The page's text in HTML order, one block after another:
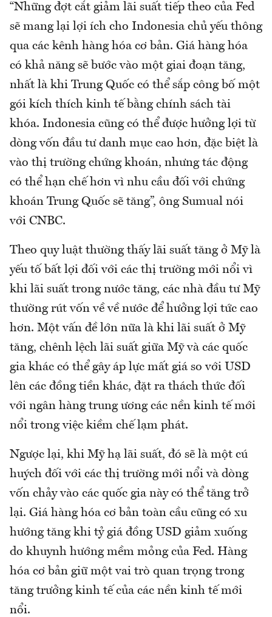
“Những đợt cắt giảm lãi suất tiếp theo của Fed
sẽ mang lại lợi ích cho Indonesia chủ yếu thông
qua các kênh hàng hóa cơ bản. Giá hàng hóa
có khả năng sẽ bước vào một giai đoạn tăng,
nhất là khi Trung Quốc có thể sắp công bố một
gói kích thích kinh tế bằng chính sách tài
khóa. Indonesia cũng có thể được hưởng lợi từ
dòng vốn đầu tư danh mục cao hơn, đặc biệt là
vào thị trường chứng khoán, nhưng tác động
có thể hạn chế hơn vì nhu cầu đối với chứng
khoán Trung Quốc sẽ tăng”, ông Sumual nói
với CNBC.
Theo quy luật thường thấy lãi suất tăng ở Mỹ là
yếu tố bất lợi đối với các thị trường mới nổi vì
khi lãi suất trong nước tăng, các nhà đầu tư Mỹ
thường rút vốn về về nước để hưởng lợi tức cao
hơn. Một vấn đề lớn nữa là khi lãi suất ở Mỹ
tăng, chênh lệch lãi suất giữa Mỹ và các quốc
gia khác có thể gây áp lực mất giá so với USD
lên các đồng tiền khác, đặt ra thách thức đối
với ngân hàng trung ương các nền kinh tế mới
nổi trong việc kiềm chế lạm phát.
Ngược lại, khi Mỹ hạ lãi suất, đó sẽ là một cú
huých đối với các thị trường mới nổi và dòng
vốn chảy vào các quốc gia này có thể tăng trở
lại. Giá hàng hóa cơ bản toàn cầu cũng có xu
hướng tăng khi tỷ giá đồng USD giảm xuống
do khuynh hướng mềm mỏng của Fed. Hàng
hóa cơ bản giữ một vai trò quan trọng trong
tăng trưởng kinh tế của các nền kinh tế mới
nổi.